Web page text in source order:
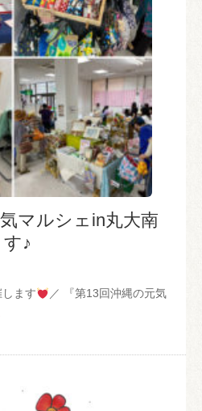
マルシェin丸大南
♪
ます
／ 『第13回沖縄の元気